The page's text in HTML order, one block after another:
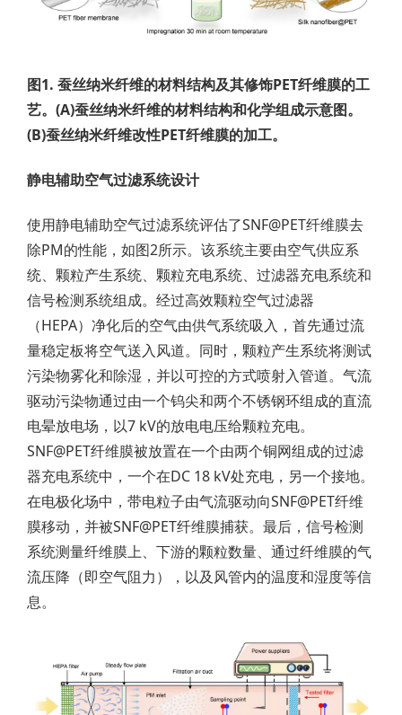
图1. 蚕丝纳米纤维的材料结构及其修饰PET纤维膜的工
艺。(A)蚕丝纳米纤维的材料结构和化学组成示意图。
(B)蚕丝纳米纤维改性PET纤维膜的加工。
静电辅助空气过滤系统设计
使用静电辅助空气过滤系统评估了SNF@PET纤维膜去
除PM的性能，如图2所示。该系统主要由空气供应系
统、颗粒产生系统、颗粒充电系统、过滤器充电系统和
信号检测系统组成。经过高效颗粒空气过滤器
（HEPA）净化后的空气由供气系统吸入，首先通过流
量稳定板将空气送入风道。同时，颗粒产生系统将测试
污染物雾化和除湿，并以可控的方式喷射入管道。气流
驱动污染物通过由一个钨尖和两个不锈钢环组成的直流
电晕放电场，以7 kV的放电电压给颗粒充电。
SNF@PET纤维膜被放置在一个由两个铜网组成的过滤
器充电系统中，一个在DC 18 kV处充电，另一个接地。
在电极化场中，带电粒子由气流驱动向SNF@PET纤维
膜移动，并被SNF@PET纤维膜捕获。最后，信号检测
系统测量纤维膜上、下游的颗粒数量、通过纤维膜的气
流压降（即空气阻力），以及风管内的温度和湿度等信
息。